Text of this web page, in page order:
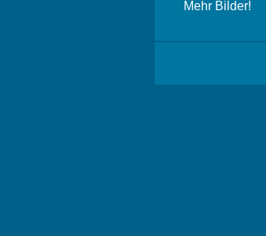
Mehr Bilder!